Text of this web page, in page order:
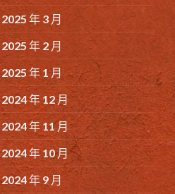
2025 年 3 月
2025 年 2 月
2025 年 1 月
2024 年 12 月
2024 年 11 月
2024 年 10 月
2024 年 9 月